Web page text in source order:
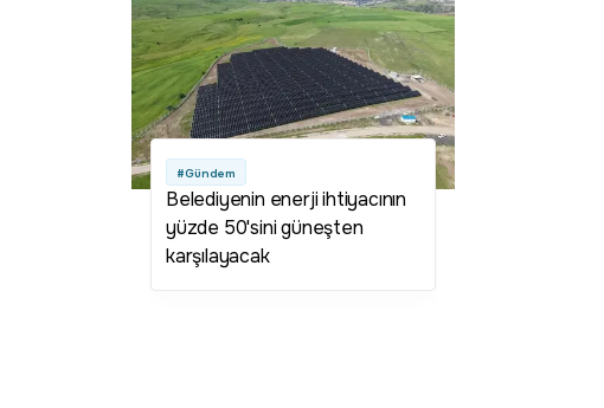
#Gündem
Belediyenin enerji ihtiyacının
yüzde 50'sini güneşten
karşılayacak